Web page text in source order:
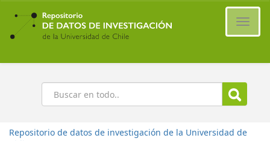
Ir
contenido
principal
Buscar
Repositorio de datos de investigación de la Universidad de